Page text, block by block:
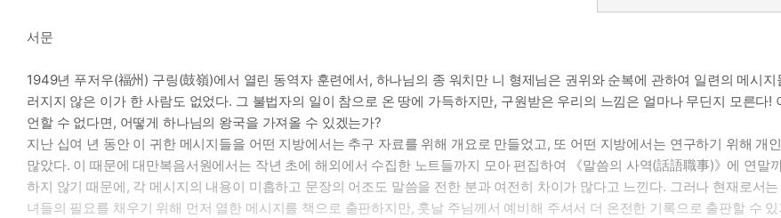
서문
1949년 푸저우(福州) 구링(鼓嶺)에서 열린 동역자 훈련에서, 하나님의 종 워치만 니 형제님은 권위와 순복에 관하여 일련의 메시
러지지 않은 이가 한 사람도 없었다. 그 불법자의 일이 참으로 온 땅에 가득하지만, 구원받은 우리의 느낌은 얼마나 무딘지 모른
언할 수 없다면, 어떻게 하나님의 왕국을 가져올 수 있겠는가?
지난 십여 년 동안 이 귀한 메시지들을 어떤 지방에서는 추구 자료를 위해 개요로 만들었고, 또 어떤 지방에서는 연구하기 위해 개
많았다. 이 때문에 대만복음서원에서는 작년 초에 해외에서 수집한 노트들까지 모아 편집하여 《말씀의 사역(話語職事)》에 연
하지 않기 때문에, 각 메시지의 내용이 미흡하고 문장의 어조도 말씀을 전한 분과 여전히 차이가 많다고 느낀다. 그러나 현재로서
녀들의 필요를 채우기 위해 먼저 열한 메시지를 책으로 출판하지만, 훗날 주님께서 예비해 주셔서 더 온전한 기록으로 출판할 수